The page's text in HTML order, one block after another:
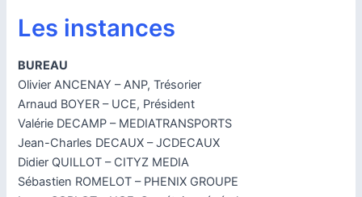
Les instances
BUREAU
Olivier ANCENAY – ANP, Trésorier
Arnaud BOYER – UCE, Président
Valérie DECAMP – MEDIATRANSPORTS
Jean-Charles DECAUX – JCDECAUX
Didier QUILLOT – CITYZ MEDIA
Sébastien ROMELOT – PHENIX GROUPE